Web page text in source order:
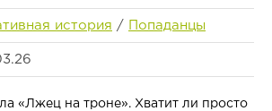
история / Попаданцы
«Лжец на троне». Хватит ли просто